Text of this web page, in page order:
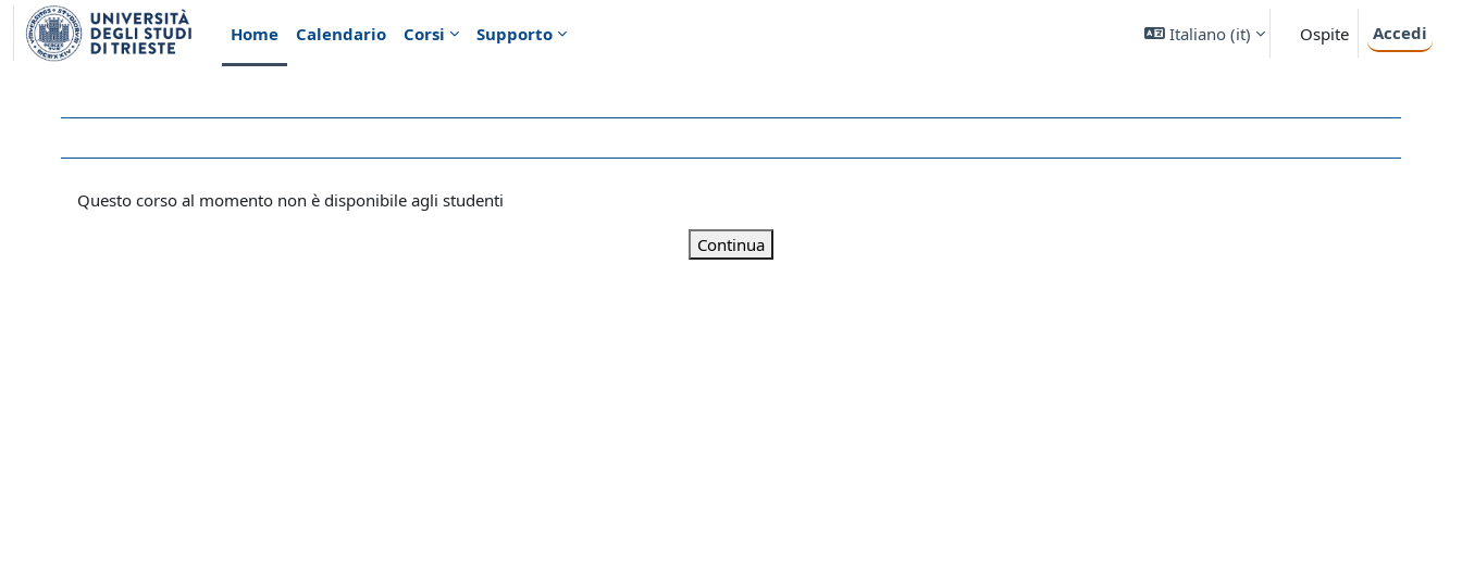
Vai al contenuto principale
Home
Calendario Corsi Supporto Italiano ‎(it)‎ Ospite Accedi
Questo corso al momento non è disponibile agli studenti
Continua